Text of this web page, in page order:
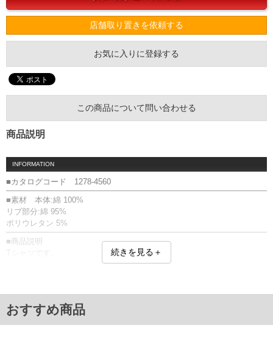
店舗取り置きを依頼する
お気に入りに登録する
この商品について問い合わせる
商品説明
INFORMATION
■カタログコード 1278-4560
■素材 本体:綿 100%
リブ部分:綿 95%
ポリウレタン 5%
■商品説明
胸ポケット／プリント(ラバー)
サイズ/バスト/総丈/裾周り/肩幅/袖丈
3L/130/78/130/58/24
4L/140/80/140/60/25
続きを見る＋
おすすめ商品